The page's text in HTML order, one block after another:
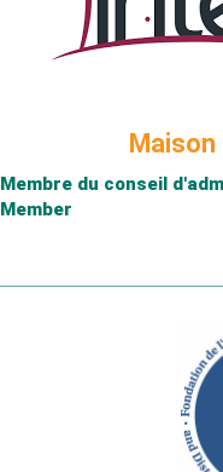
Maison
Membre du conseil
Member